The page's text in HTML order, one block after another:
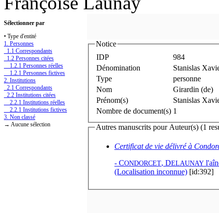
Sélectionner par
• Type d'entité
1. Personnes
1.1 Correspondants
1.2 Personnes citées
1.2.1 Personnes réelles
1.2.1 Personnes fictives
2. Institutions
2.1 Correspondants
2.2 Institutions citées
2.2.1 Institutions réelles
2.2.1 Institutions fictives
3. Non classé
→ Aucune sélection
Notice
IDP
984
Dénomination
Stanislas
Type
personne
Nom
Girardin (de)
Prénom(s)
Stanislas
Nombre de document(s) 1
Autres manuscrits pour Auteur(s) (1
Certificat de vie délivré à
- CONDORCET, DELAUNAY
(Localisation inconnue) [id:392]